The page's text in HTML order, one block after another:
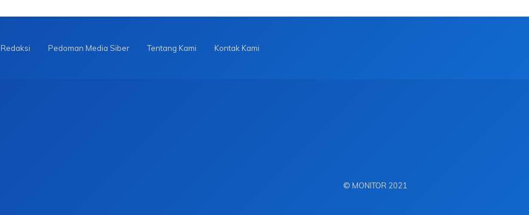
Redaksi Pedoman Media Siber Tentang Kami Kontak Kami
© MONITOR 2021